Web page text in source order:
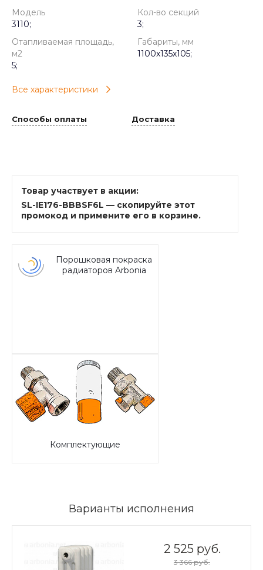
Модель
3110;
Кол-во секций
3;
Отапливаемая площадь,
м2
5;
Габариты, мм
1100x135x105;
Все характеристики
Способы оплаты Доставка
Товар участвует в акции:
SL-IE176-BBBSF6L — скопируйте этот
промокод и примените его в корзине.
Порошковая покраска
радиаторов Arbonia
Комплектующие
Варианты исполнения
2 525 руб.
3 366 руб.